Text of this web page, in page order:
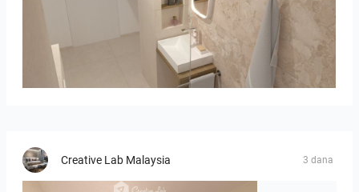
Bild_2
Creative Lab Malaysia 3 dana